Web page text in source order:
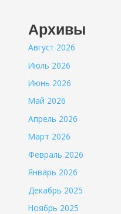
Архивы
Август 2026
Июль 2026
Июнь 2026
Май 2026
Апрель 2026
Март 2026
Февраль 2026
Январь 2026
Декабрь 2025
Ноябрь 2025